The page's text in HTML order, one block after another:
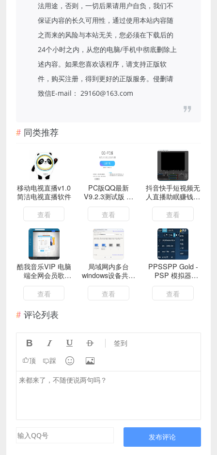
法用途，否则，一切后果请用户自负，我们不
保证内容的长久可用性，通过使用本站内容随
之而来的风险与本站无关，您必须在下载后的
24个小时之内，从您的电脑/手机中彻底删除上
述内容。如果您喜欢该程序，请支持正版软
件，购买注册，得到更好的正版服务。侵删请
致信E-mail： 29160@163.com
同类推荐
移动电视直播v1.0
简洁电视直播软件
查看
PC版QQ最新
V9.2.3测试版 新
增消息转发群助手
分组
查看
抖音快手短视频无
人直播助眠赚钱项
目，小白也能快速
上手（教程+素材
+软件）
查看
酷我音乐VIP 电脑
端全网会员歌
曲/MV 免费下载无
需登录
查看
局域网内多台
windows设备共用
一套键鼠【微软官
方】
查看
PPSSPP Gold -
PSP 模拟器
v1.15.4完整版
(25.7 MB)
查看
评论列表
    签到
顶 踩  
发布评论